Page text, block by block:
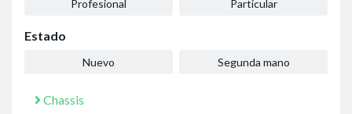
Profesional Particular
Estado
Nuevo Segunda mano
Chassis